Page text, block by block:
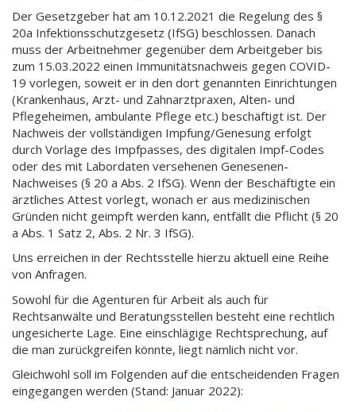
Der Gesetzgeber hat am 10.12.2021 die Regelung des §
20a Infektionsschutzgesetz (IfSG) beschlossen. Danach
muss der Arbeitnehmer gegenüber dem Arbeitgeber bis
zum 15.03.2022 einen Immunitätsnachweis gegen COVID-
19 vorlegen, soweit er in den dort genannten Einrichtungen
(Krankenhaus, Arzt- und Zahnarztpraxen, Alten- und
Pflegeheimen, ambulante Pflege etc.) beschäftigt ist. Der
Nachweis der vollständigen Impfung/Genesung erfolgt
durch Vorlage des Impfpasses, des digitalen Impf-Codes
oder des mit Labordaten versehenen Genesenen-
Nachweises (§ 20 a Abs. 2 IfSG). Wenn der Beschäftigte ein
ärztliches Attest vorlegt, wonach er aus medizinischen
Gründen nicht geimpft werden kann, entfällt die Pflicht (§ 20
a Abs. 1 Satz 2, Abs. 2 Nr. 3 IfSG).
Uns erreichen in der Rechtsstelle hierzu aktuell eine Reihe
von Anfragen.
Sowohl für die Agenturen für Arbeit als auch für
Rechtsanwälte und Beratungsstellen besteht eine rechtlich
ungesicherte Lage. Eine einschlägige Rechtsprechung, auf
die man zurückgreifen könnte, liegt nämlich nicht vor.
Gleichwohl soll im Folgenden auf die entscheidenden Fragen
eingegangen werden (Stand: Januar 2022):